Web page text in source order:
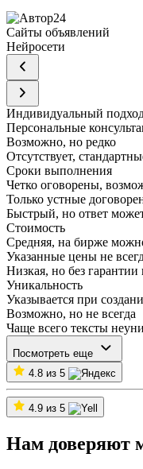
Сайты объявлений
Нейросети
Индивидуальный
Персональные
Возможно, но редко
Отсутствует,
Сроки выполнения
Четко оговорены,
Только устные
Быстрый, но ответ
Стоимость
Средняя, на бирже
Указанные цены не
Низкая, но без гарантии
Уникальность
Указывается при
Возможно, но не всегда
Чаще всего тексты
Посмотреть еще
4.8 из 5
4.9 из 5
Нам доверяют